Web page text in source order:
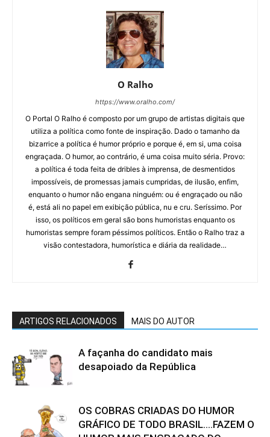
O Ralho
https://www.oralho.com/
O Portal O Ralho é composto por um grupo de artistas digitais que
utiliza a política como fonte de inspiração. Dado o tamanho da
bizarrice a política é humor próprio e porque é, em si, uma coisa
engraçada. O humor, ao contrário, é uma coisa muito séria. Provo:
a política é toda feita de dribles à imprensa, de desmentidos
impossíveis, de promessas jamais cumpridas, de ilusão, enfim,
enquanto o humor não engana ninguém: ou é engraçado ou não
é, está ali no papel em exibição pública, nu e cru. Seríssimo. Por
isso, os políticos em geral são bons humoristas enquanto os
humoristas sempre foram péssimos políticos. Então o Ralho traz a
visão contestadora, humorística e diária da realidade…
ARTIGOS RELACIONADOS MAIS DO AUTOR
A façanha do candidato mais
desapoiado da República
OS COBRAS CRIADAS DO HUMOR
GRÁFICO DE TODO BRASIL….FAZEM O